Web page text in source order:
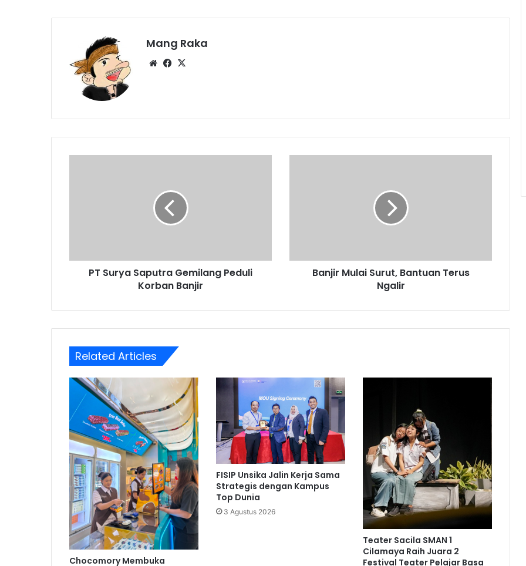
Mang Raka
WebsiteFacebook
PT Surya Saputra Gemilang Peduli
Korban Banjir
Banjir Mulai Surut, Bantuan Terus
Ngalir
Related Articles
Chocomory Membuka
FISIP Unsika Jalin Kerja Sama
Strategis dengan Kampus
Top Dunia
3 Agustus 2026
Teater Sacila SMAN 1
Cilamaya Raih Juara 2
Festival Teater Pelajar Basa